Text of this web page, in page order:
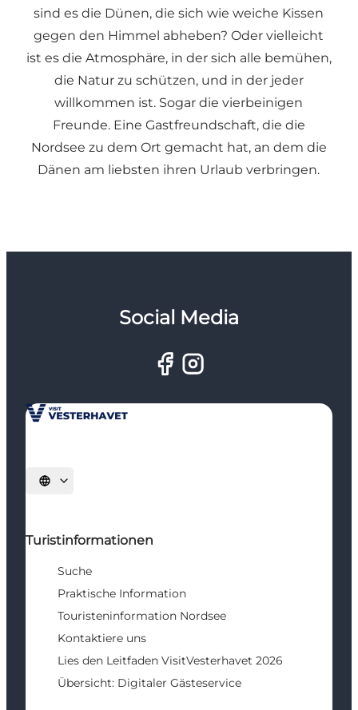
sind es die Dünen, die sich wie weiche Kissen
gegen den Himmel abheben? Oder vielleicht
ist es die Atmosphäre, in der sich alle bemühen,
die Natur zu schützen, und in der jeder
willkommen ist. Sogar die vierbeinigen
Freunde. Eine Gastfreundschaft, die die
Nordsee zu dem Ort gemacht hat, an dem die
Dänen am liebsten ihren Urlaub verbringen.
Social Media
Sprache auswählen
Turistinformationen
Suche
Praktische Information
Touristeninformation Nordsee
Kontaktiere uns
Lies den Leitfaden VisitVesterhavet 2026
Übersicht: Digitaler Gästeservice